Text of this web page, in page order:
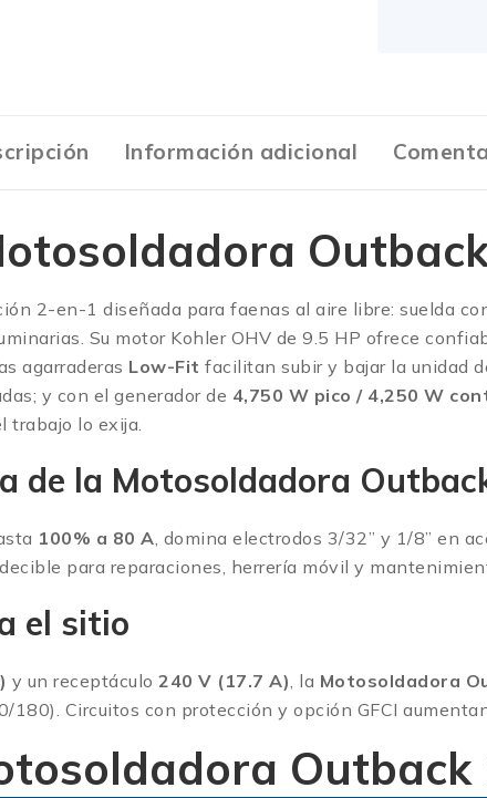
Información adicional
2-en-1 diseñada para faenas al aire libre: suelda
Su motor Kohler OHV de 9.5 HP ofrece
agarraderas Low-Fit facilitan subir y bajar la unidad
y con el generador de 4,750 W pico / 4,250 W
trabajo lo exija.
de la Motosoldadora
100% a 80 A, domina electrodos 3/32” y 1/8” en
para reparaciones, herrería móvil y
el sitio
y un receptáculo 240 V (17.7 A), la Motosoldadora
180). Circuitos con protección y opción GFCI
Outback